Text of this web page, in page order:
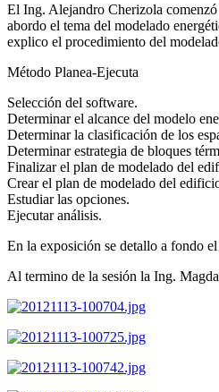
El Ing. Alejandro Cherizola
abordo el tema del modelado
explico el procedimiento del
Método Planea-Ejecuta
Selección del software.
Determinar el alcance del modelo
Determinar la clasificación de los
Determinar estrategia de bloques
Finalizar el plan de modelado del
Crear el plan de modelado del
Estudiar las opciones.
Ejecutar análisis.
En la exposición se detallo a fondo
Al termino de la sesión la Ing.